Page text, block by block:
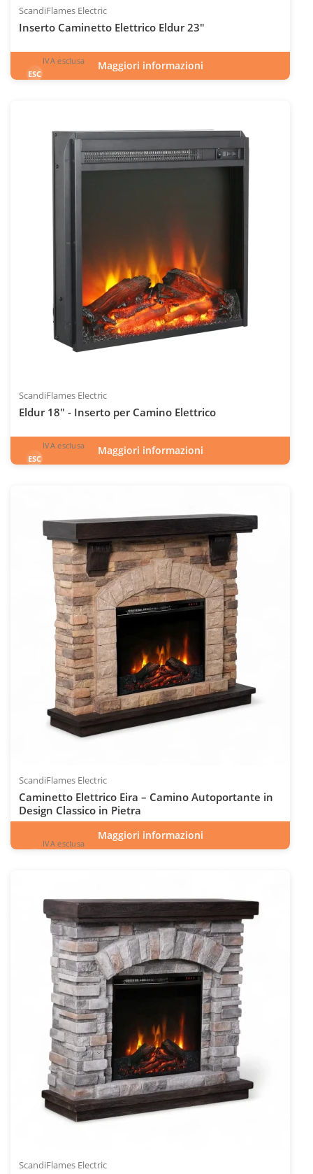
ScandiFlames Electric
Inserto Caminetto Elettrico Eldur 23"
ESC
IVA esclusa
475€esclusa 22.0% IVA
Codice articolo: ELP-20-402
Maggiori informazioni
ScandiFlames Electric
Eldur 18" - Inserto per Camino Elettrico
ESC
IVA esclusa
417€esclusa 22.0% IVA
Codice articolo: ELP-20-401
Maggiori informazioni
ScandiFlames Electric
Caminetto Elettrico Eira – Camino Autoportante in
Design Classico in Pietra
IVA esclusa
Codice articolo: ELP-20-408
Maggiori informazioni
ScandiFlames Electric